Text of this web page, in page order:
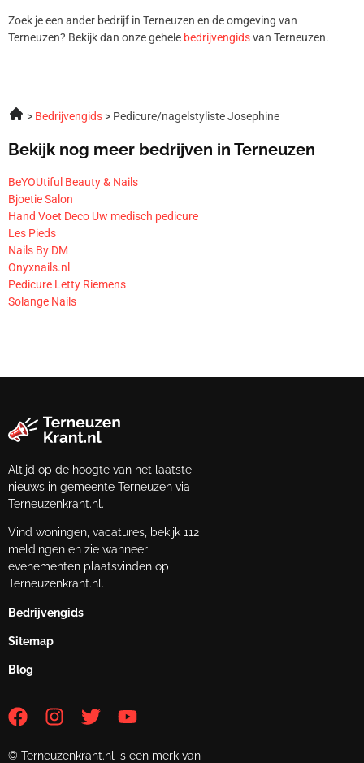
Zoek je een ander bedrijf in Terneuzen en de omgeving van
Terneuzen? Bekijk dan onze gehele bedrijvengidsvan Terneuzen.
Bedrijvengids Pedicure/nagelstyliste Josephine
Bekijk nog meer bedrijven in Terneuzen
BeYOUtiful Beauty & Nails
Bjoetie Salon
Hand Voet Deco Uw medisch pedicure
Les Pieds
Nails By DM
Onyxnails.nl
Pedicure Letty Riemens
Solange Nails
Altijd op de hoogte van het laatste
nieuws in gemeente Terneuzen via
Terneuzenkrant.nl.
Vind woningen, vacatures, bekijk 112
meldingen en zie wanneer
evenementen plaatsvinden op
Terneuzenkrant.nl.
Bedrijvengids
Sitemap
Blog
© Terneuzenkrant.nl is een merk van